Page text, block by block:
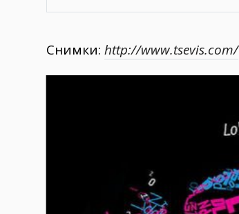
Снимки: http://www.tsevis.com/